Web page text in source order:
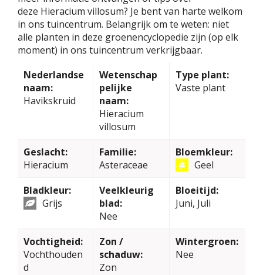
deze Hieracium villosum? Je bent van harte welkom
in ons tuincentrum. Belangrijk om te weten: niet
alle planten in deze groenencyclopedie zijn (op elk
moment) in ons tuincentrum verkrijgbaar.
Nederlandse
naam:
Havikskruid
Wetenschap
pelijke
naam:
Hieracium
villosum
Type plant:
Vaste plant
Geslacht:
Hieracium
Familie:
Asteraceae
Bloemkleur:
Geel
Bladkleur:
Grijs
Veelkleurig
blad:
Nee
Bloeitijd:
Juni, Juli
Vochtigheid:
Vochthouden
d
Zon /
schaduw:
Zon
Wintergroen:
Nee